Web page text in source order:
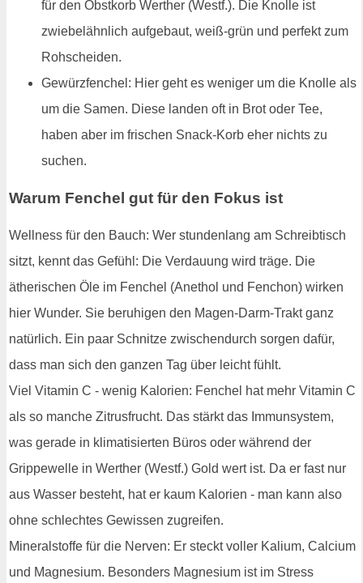
für den Obstkorb Werther (Westf.). Die Knolle ist
zwiebelähnlich aufgebaut, weiß-grün und perfekt zum
Rohscheiden.
Gewürzfenchel: Hier geht es weniger um die Knolle als
um die Samen. Diese landen oft in Brot oder Tee,
haben aber im frischen Snack-Korb eher nichts zu
suchen.
Warum Fenchel gut für den Fokus ist
Wellness für den Bauch: Wer stundenlang am Schreibtisch
sitzt, kennt das Gefühl: Die Verdauung wird träge. Die
ätherischen Öle im Fenchel (Anethol und Fenchon) wirken
hier Wunder. Sie beruhigen den Magen-Darm-Trakt ganz
natürlich. Ein paar Schnitze zwischendurch sorgen dafür,
dass man sich den ganzen Tag über leicht fühlt.
Viel Vitamin C - wenig Kalorien: Fenchel hat mehr Vitamin C
als so manche Zitrusfrucht. Das stärkt das Immunsystem,
was gerade in klimatisierten Büros oder während der
Grippewelle in Werther (Westf.) Gold wert ist. Da er fast nur
aus Wasser besteht, hat er kaum Kalorien - man kann also
ohne schlechtes Gewissen zugreifen.
Mineralstoffe für die Nerven: Er steckt voller Kalium, Calcium
und Magnesium. Besonders Magnesium ist im Stress